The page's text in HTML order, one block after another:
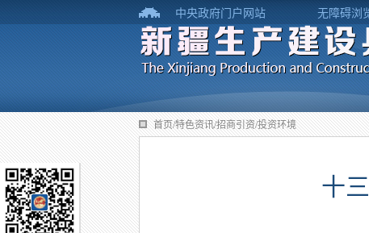
中央政府门户网站 无障碍浏
首页/特色资讯/招商引资/投资环境
十